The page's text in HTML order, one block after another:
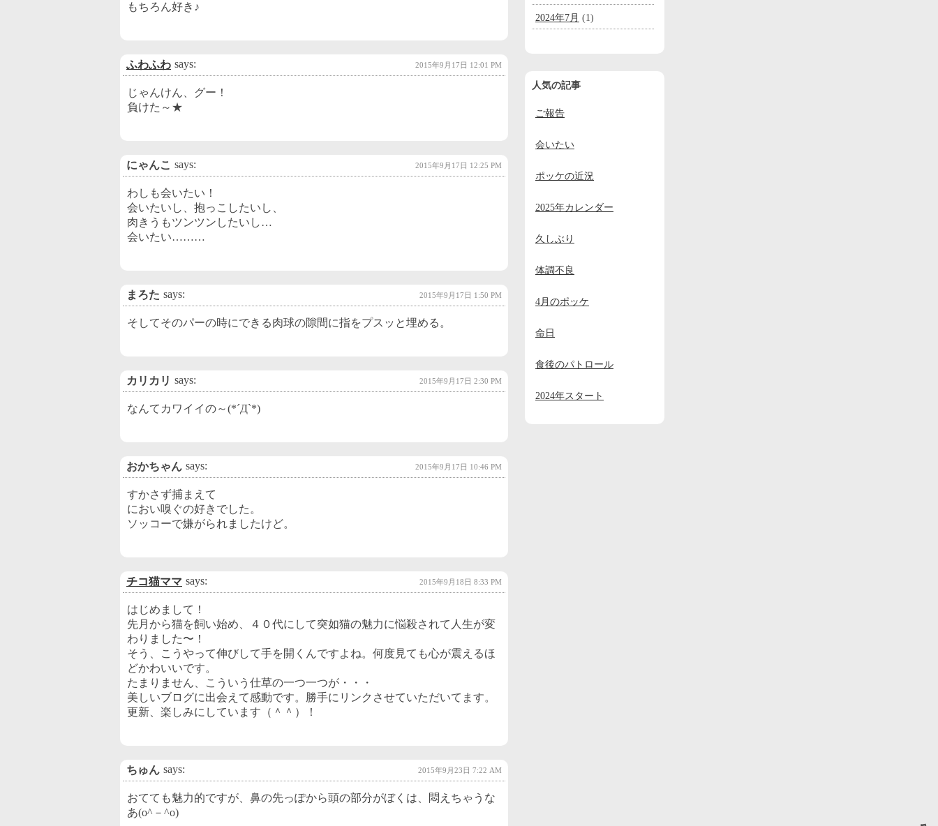
もちろん好き♪
ふわふわ says: 2015年9月17日 12:01 PM
じゃんけん、グー！
負けた～★
にゃんこ says: 2015年9月17日 12:25 PM
わしも会いたい！
会いたいし、抱っこしたいし、
肉きうもツンツンしたいし…
会いたい………
まろた says: 2015年9月17日 1:50 PM
そしてそのパーの時にできる肉球の隙間に指をプスッと埋める。
カリカリ says: 2015年9月17日 2:30 PM
なんてカワイイの～(*´Д`*)
おかちゃん says: 2015年9月17日 10:46 PM
すかさず捕まえて
におい嗅ぐの好きでした。
ソッコーで嫌がられましたけど。
チコ猫ママ says: 2015年9月18日 8:33 PM
はじめまして！
先月から猫を飼い始め、４０代にして突如猫の魅力に悩殺されて人生が変
わりました〜！
そう、こうやって伸びして手を開くんですよね。何度見ても心が震えるほ
どかわいいです。
たまりません、こういう仕草の一つ一つが・・・
美しいブログに出会えて感動です。勝手にリンクさせていただいてます。
更新、楽しみにしています（＾＾）！
ちゅん says: 2015年9月23日 7:22 AM
おてても魅力的ですが、鼻の先っぽから頭の部分がぼくは、悶えちゃうな
あ(o^－^o)
2024年7月 (1)
2024年4月
2024年3月
2024年2月
2023年11月(2)
2023年10月
2023年6月
2023年5月 (1)
人気の記事
ご報告
会いたい
ポッケの近況
2025年カレンダー
久しぶり
体調不良
4月のポッケ
命日
食後のパトロール
2024年スタート